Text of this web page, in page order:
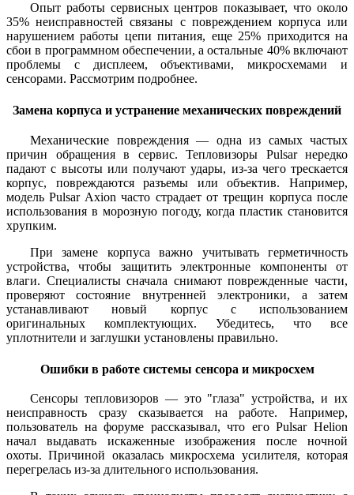
Опыт работы сервисных центров показывает, что около
35% неисправностей связаны с повреждением корпуса или
нарушением работы цепи питания, еще 25% приходится на
сбои в программном обеспечении, а остальные 40% включают
проблемы с дисплеем, объективами, микросхемами и
сенсорами. Рассмотрим подробнее.
Замена корпуса и устранение механических повреждений
Механические повреждения — одна из самых частых
причин обращения в сервис. Тепловизоры Pulsar нередко
падают с высоты или получают удары, из-за чего трескается
корпус, повреждаются разъемы или объектив. Например,
модель Pulsar Axion часто страдает от трещин корпуса после
использования в морозную погоду, когда пластик становится
хрупким.
При замене корпуса важно учитывать герметичность
устройства, чтобы защитить электронные компоненты от
влаги. Специалисты сначала снимают поврежденные части,
проверяют состояние внутренней электроники, а затем
устанавливают новый корпус с использованием
оригинальных комплектующих. Убедитесь, что все
уплотнители и заглушки установлены правильно.
Ошибки в работе системы сенсора и микросхем
Сенсоры тепловизоров — это "глаза" устройства, и их
неисправность сразу сказывается на работе. Например,
пользователь на форуме рассказывал, что его Pulsar Helion
начал выдавать искаженные изображения после ночной
охоты. Причиной оказалась микросхема усилителя, которая
перегрелась из-за длительного использования.